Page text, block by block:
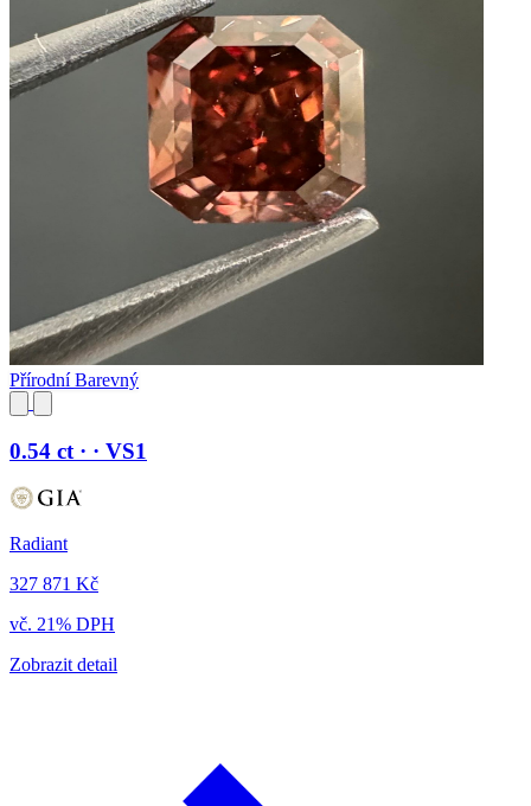
Přírodní Barevný
0.54 ct · · VS1
Radiant
327 871 Kč
vč. 21% DPH
Zobrazit detail